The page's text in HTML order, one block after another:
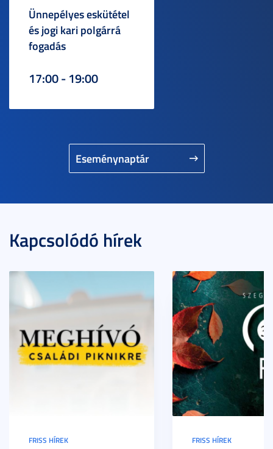
Eseménynaptár
Ünnepélyes eskütétel
és jogi kari polgárrá
fogadás
17:00 - 19:00
Kapcsolódó hírek
FRISS HÍREK FRISS HÍREK